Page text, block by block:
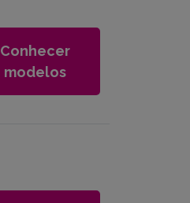
Conhecer
modelos